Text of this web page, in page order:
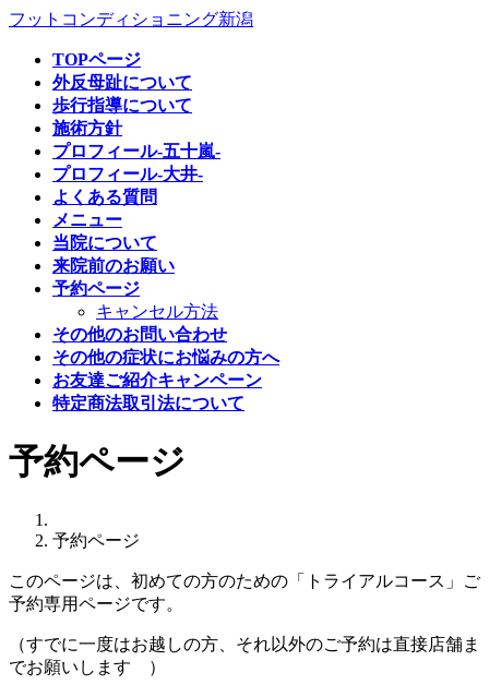
コ
ナ
フットコンディショニング新潟
TOPページ
外反母趾について
歩行指導について
施術方針
プロフィール-五十嵐-
プロフィール-大井-
よくある質問
メニュー
当院について
来院前のお願い
予約ページ
キャンセル方法
その他のお問い合わせ
その他の症状にお悩みの方へ
お友達ご紹介キャンペーン
特定商法取引法について
予約ページ
予約ページ
このページは、初めての方のための「トライアルコース」ご
予約専用ページです。
（すでに一度はお越しの方、それ以外のご予約は直接店舗ま
でお願いします ）